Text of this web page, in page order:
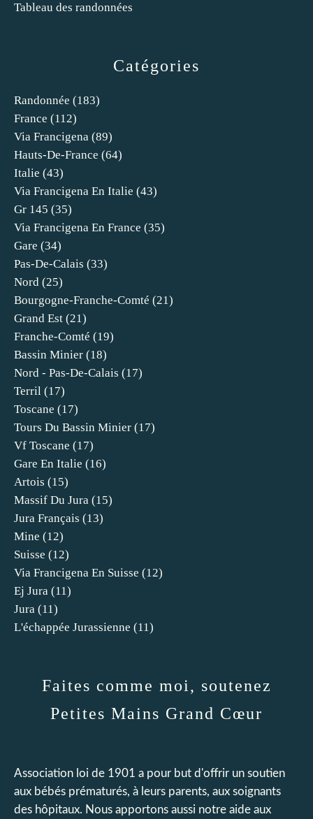
Catégories
Randonnée (183)
France (112)
Via Francigena (89)
Hauts-De-France (64)
Italie (43)
Via Francigena En Italie (43)
Gr 145 (35)
Via Francigena En France (35)
Gare (34)
Pas-De-Calais (33)
Nord (25)
Bourgogne-Franche-Comté (21)
Grand Est (21)
Franche-Comté (19)
Bassin Minier (18)
Nord - Pas-De-Calais (17)
Terril (17)
Toscane (17)
Tours Du Bassin Minier (17)
Vf Toscane (17)
Gare En Italie (16)
Artois (15)
Massif Du Jura (15)
Jura Français (13)
Mine (12)
Suisse (12)
Via Francigena En Suisse (12)
Ej Jura (11)
Jura (11)
L'échappée Jurassienne (11)
Tableau des randonnées
Faites comme moi, soutenez
Petites Mains Grand Cœur
Association loi de 1901 a pour but d'offrir un soutien
aux bébés prématurés, à leurs parents, aux soignants
des hôpitaux. Nous apportons aussi notre aide aux